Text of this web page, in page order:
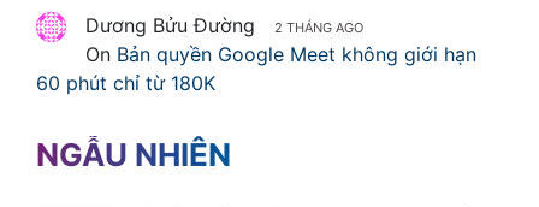
Dương Bửu Đường
2 THÁNG AGO
On Bản quyền Google Meet không giới hạn
60 phút chỉ từ 180K
NGẪU NHIÊN